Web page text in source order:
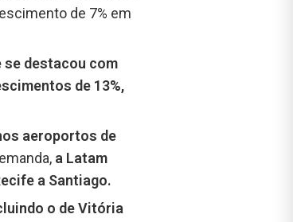
de 7% em
se destacou com
de 13%,
aeroportos de
a Latam
a Santiago.
o de Vitória